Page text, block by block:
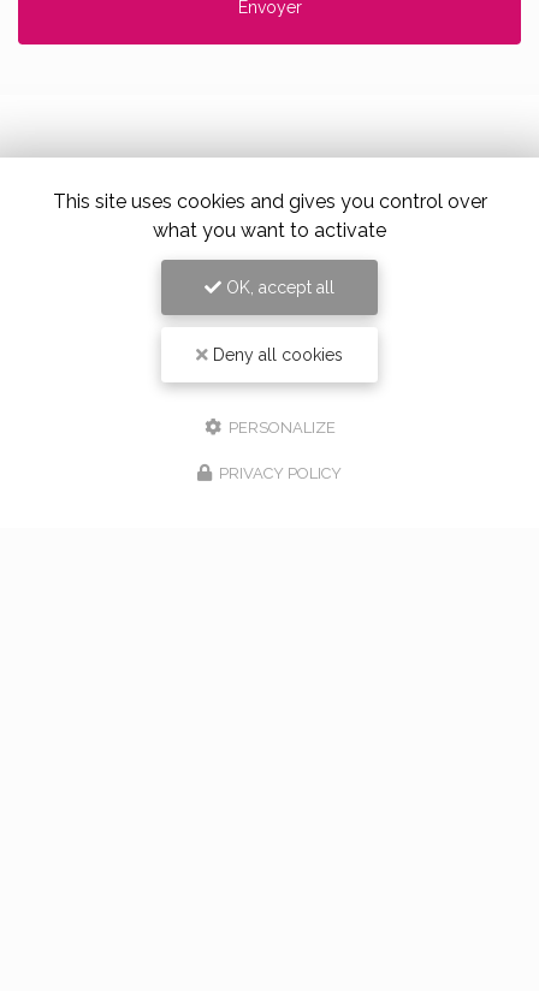
Alloin Fleurs, Vaugneray
17 Place du Marché, 69670 Vaugneray
Tel. 04 78 45 85 02
This site uses cookies and gives you control over
what you want to activate
OK, accept all
Deny all cookies
PERSONALIZE
PRIVACY POLICY